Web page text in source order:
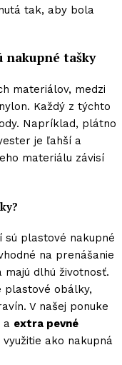
tak, aby bola
nakupné tašky
materiálov, medzi
Každý z týchto
Napríklad, plátno
je ľahší a
materiálu závisí
sú plastové nakupné
na prenášanie
dlhú životnosť.
plastové obálky,
V našej ponuke
a extra pevné
ako nakupná